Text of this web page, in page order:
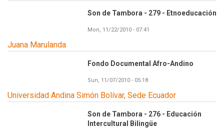
Son de Tambora - 279 - Etnoeducación
Mon, 11/22/2010 - 07:41
Juana Marulanda
Fondo Documental Afro-Andino
Sun, 11/07/2010 - 05:18
Universidad Andina Simón Bolívar, Sede Ecuador
Son de Tambora - 276 - Educación
Intercultural Bilingüe